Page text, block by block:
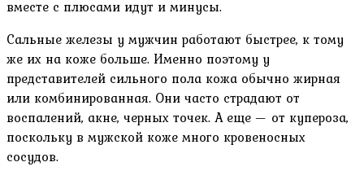
вместе с плюсами идут и минусы.
Сальные железы у мужчин работают быстрее, к тому
же их на коже больше. Именно поэтому у
представителей сильного пола кожа обычно жирная
или комбинированная. Они часто страдают от
воспалений, акне, черных точек. А еще — от купероза,
поскольку в мужской коже много кровеносных
сосудов.